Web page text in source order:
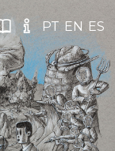
PT EN ES